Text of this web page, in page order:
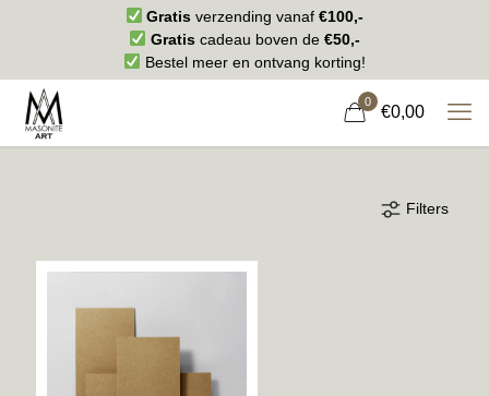
Gratis verzending vanaf€100,-
Gratiscadeau boven de €50,-
Bestel meer en ontvang korting!
0
€0,00
Filters